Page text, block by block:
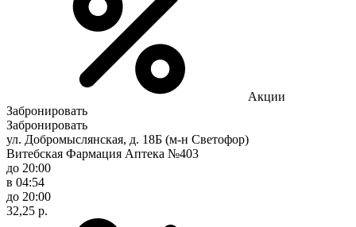
Акции
Забронировать
Забронировать
ул. Добромыслянская, д. 18Б (м-н Светофор)
Витебская Фармация Аптека №403
до 20:00
в 04:54
до 20:00
32,25 р.